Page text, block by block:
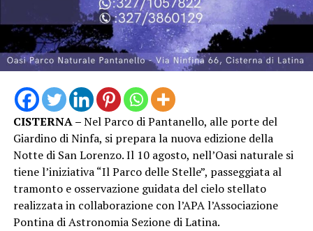
CISTERNA –Nel Parco di Pantanello, alle porte del
Giardino di Ninfa, si prepara la nuova edizione della
Notte di San Lorenzo. Il 10 agosto, nell’Oasi naturale si
tiene l’iniziativa “Il Parco delle Stelle”, passeggiata al
tramonto e osservazione guidata del cielo stellato
realizzata in collaborazione con l’APA l’Associazione
Pontina di Astronomia Sezione di Latina.